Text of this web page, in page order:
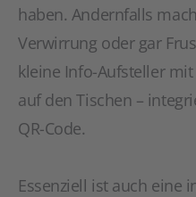
haben. Andernfalls
Verwirrung oder gar
kleine Info-Aufsteller
auf den Tischen –
QR-Code.
Essenziell ist auch eine